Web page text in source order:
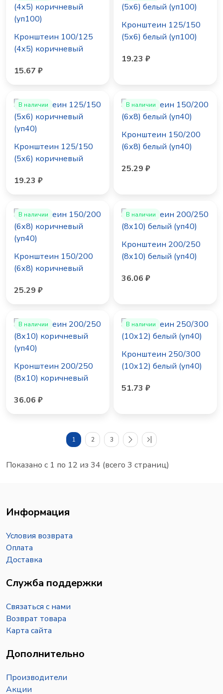
Кронштеин 100/125
(4х5) коричневый
15.67 ₽
Кронштеин 125/150
(5х6) белый (уп100)
19.23 ₽
В наличии
Кронштеин 125/150
(5х6) коричневый
19.23 ₽
В наличии
Кронштеин 150/200
(6х8) белый (уп40)
25.29 ₽
В наличии
Кронштеин 150/200
(6х8) коричневый
25.29 ₽
В наличии
Кронштеин 200/250
(8х10) белый (уп40)
36.06 ₽
В наличии
Кронштеин 200/250
(8х10) коричневый
36.06 ₽
В наличии
Кронштеин 250/300
(10х12) белый (уп40)
51.73 ₽
1 2 3
Показано с 1 по 12 из 34 (всего 3 страниц)
Информация
Условия возврата
Оплата
Доставка
Служба поддержки
Связаться с нами
Возврат товара
Карта сайта
Дополнительно
Производители
Акции